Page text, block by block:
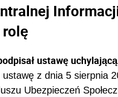
ustawę
ustawę z dnia 5 sierpnia
Ubezpieczeń